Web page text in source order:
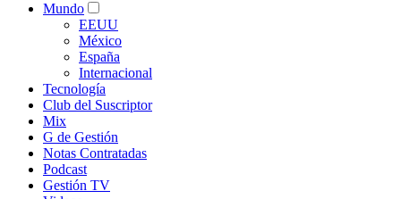
Mundo
EEUU
México
España
Internacional
Tecnología
Club del Suscriptor
Mix
G de Gestión
Notas Contratadas
Podcast
Gestión TV